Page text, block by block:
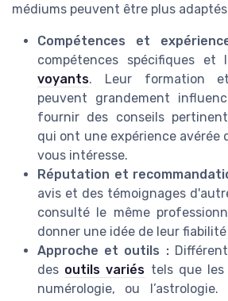
médiums peuvent être plus
Compétences et
compétences spécifiques et
voyants. Leur formation
peuvent grandement
fournir des conseils
qui ont une expérience avérée
vous intéresse.
Réputation et
avis et des témoignages
consulté le même
donner une idée de leur
Approche et outils :
des outils variés tels que
numérologie, ou